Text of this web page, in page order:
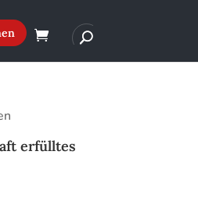
erfülltes